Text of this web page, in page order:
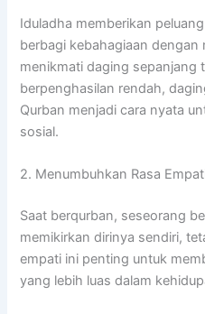
Iduladha memberikan
berbagi kebahagiaan dengan
menikmati daging sepanjang
berpenghasilan rendah,
Qurban menjadi cara nyata
sosial.
2. Menumbuhkan Rasa
Saat berqurban, seseorang
memikirkan dirinya sendiri,
empati ini penting untuk
yang lebih luas dalam